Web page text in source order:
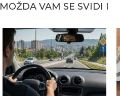
MOŽDA VAM SE SVIDI I